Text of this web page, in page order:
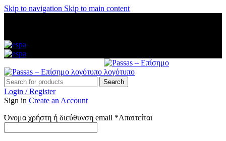
Skip to navigation Skip to main content
Search
Login / Register
Sign in Create an Account
Όνομα χρήστη ή διεύθυνση email *Απαιτείται